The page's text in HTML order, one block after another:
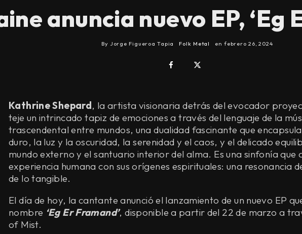
anuncia nuevo EP, ‘Eg
By Jorge Figueroa Tapia Folk Metal en febrero 26, 2024
Kathrine Shepard, la artista visionaria detrás del evocador
teje un intrincado tapiz de emociones a través del lenguaje de la
trascendental entre mundos, una dualidad fascinante que
duro, la luz y la oscuridad, la serenidad y el caos, y el delicado
mundo externo y el santuario interior del alma. Es una sinfonía que
experiencia humana con sus orígenes espirituales: una resonancia
de lo tangible.
El día de hoy, la cantante anunció el lanzamiento de un nuevo EP
nombre ‘Eg Er Framand’, disponible a partir del 22 de marzo a
of Mist.